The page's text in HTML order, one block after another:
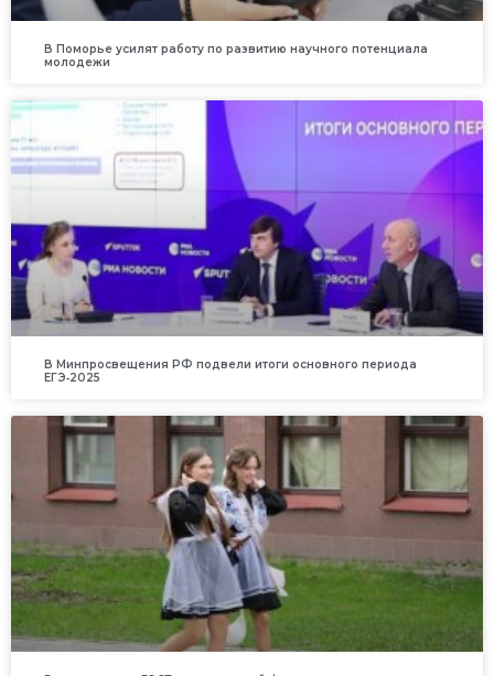
В Поморье усилят работу по развитию научного потенциала
молодежи
В Минпросвещения РФ подвели итоги основного периода
ЕГЭ‑2025